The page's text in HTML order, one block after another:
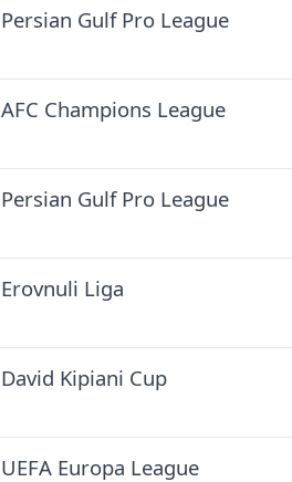
Persian Gulf Pro League
AFC Champions League
Persian Gulf Pro League
Erovnuli Liga
David Kipiani Cup
UEFA Europa League